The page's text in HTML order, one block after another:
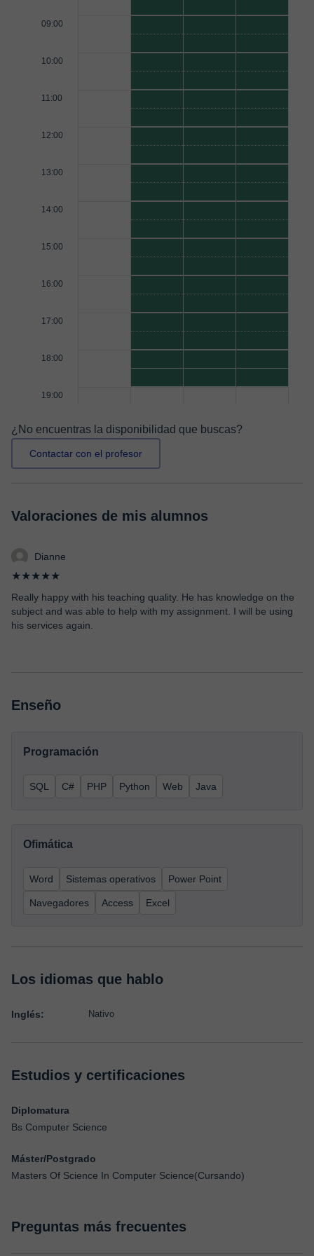
09:00
10:00
11:00
12:00
13:00
14:00
15:00
16:00
17:00
18:00
19:00
¿No encuentras la disponibilidad que buscas?
Contactar con el profesor
Valoraciones de mis alumnos
Dianne
★★★★★
Really happy with his teaching quality. He has knowledge on the
subject and was able to help with my assignment. I will be using
his services again.
Enseño
Programación
SQL C# PHP Python Web Java
Ofimática
Word Sistemas operativos Power Point
Navegadores Access Excel
Los idiomas que hablo
Inglés: Nativo
Estudios y certificaciones
Diplomatura
Bs Computer Science
Máster/Postgrado
Masters Of Science In Computer Science(Cursando)
Preguntas más frecuentes